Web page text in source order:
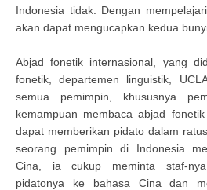
Indonesia tidak. Dengan
akan dapat mengucapkan kedua
Abjad fonetik internasional, yang
fonetik, departemen linguistik,
semua pemimpin, khususnya
kemampuan membaca abjad
dapat memberikan pidato dalam
seorang pemimpin di Indonesia
Cina, ia cukup meminta staf-
pidatonya ke bahasa Cina dan